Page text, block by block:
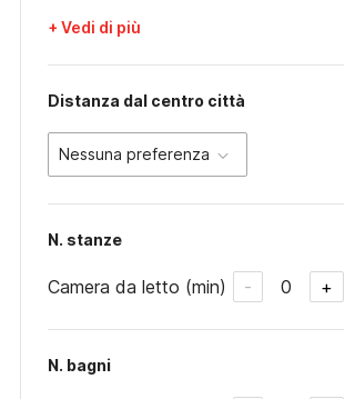
+ Vedi di più
Distanza dal centro città
Nessuna preferenza
N. stanze
Camera da letto (min) - 0 +
N. bagni